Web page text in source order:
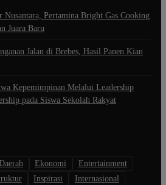
Pertamina Bright Gas Cooking
Juara Baru
Jalan di Brebes, Hasil Panen Kian
Kepemimpinan Melalui Leadership
pada Siswa Sekolah Rakyat
Ekonomi
Entertainment
Inspirasi
Internasional